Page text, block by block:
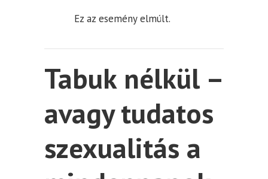
Ez az esemény elmúlt.
Tabuk nélkül –
avagy tudatos
szexualitás a